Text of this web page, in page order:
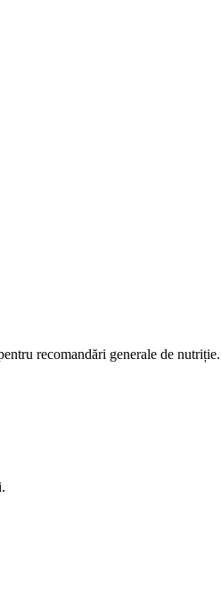
recomandări generale de nutriție.